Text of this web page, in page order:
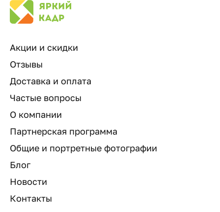
Акции и скидки
Отзывы
Доставка и оплата
Частые вопросы
О компании
Партнерская программа
Общие и портретные фотографии
Блог
Новости
Контакты